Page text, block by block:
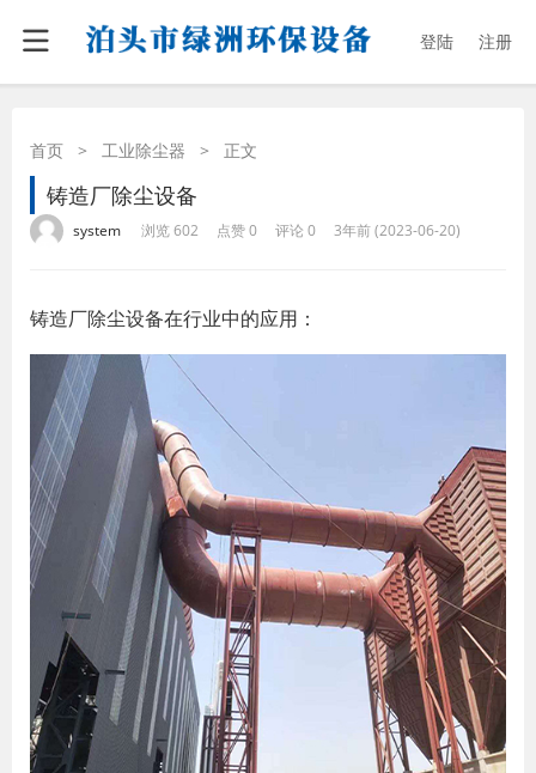
登陆 注册
首页 > 工业除尘器 > 正文
铸造厂除尘设备
system 浏览 602 点赞 0 评论 0 3年前 (2023-06-20)
铸造厂除尘设备在行业中的应用：